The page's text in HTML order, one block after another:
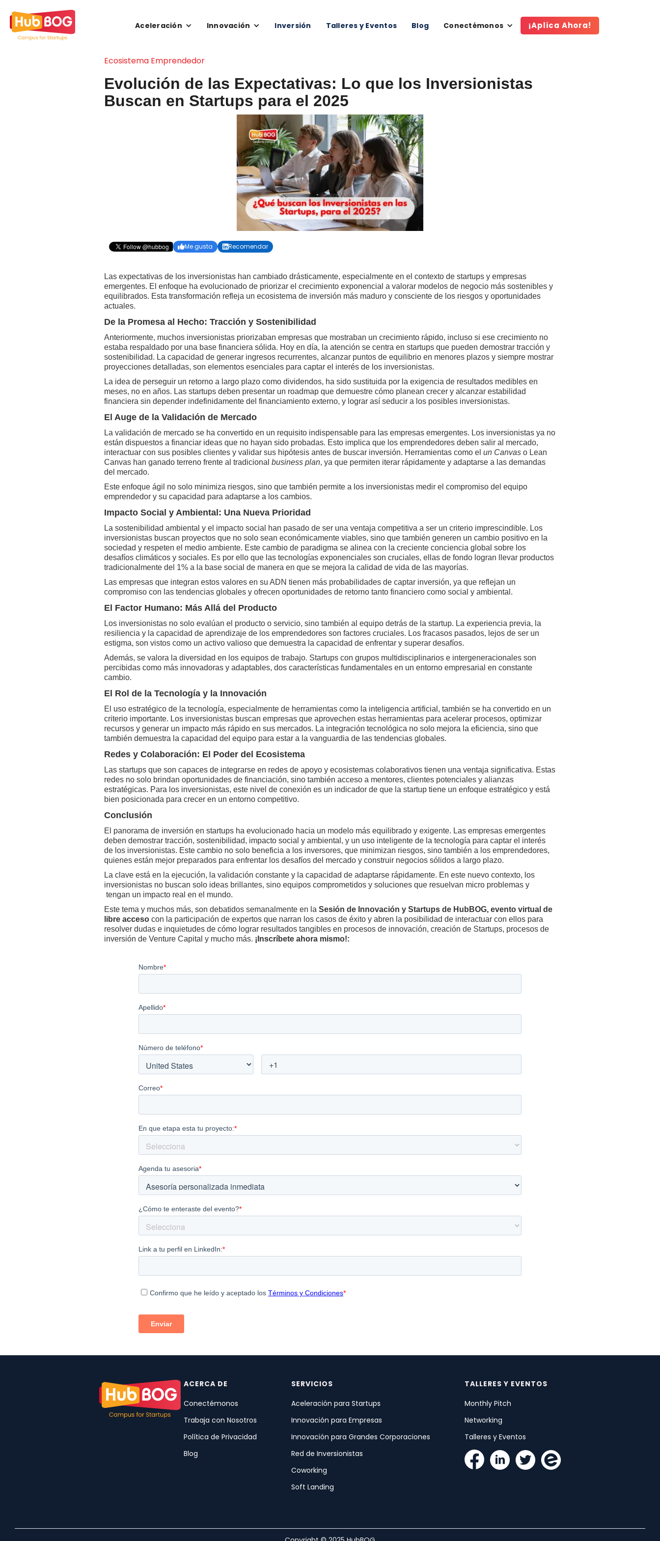
Aceleración Innovación Inversión Talleres y Eventos Blog Conectémonos ¡Aplica Ahora!
Ecosistema Emprendedor
Evolución de las Expectativas: Lo que los Inversionistas
Buscan en Startups para el 2025
Me gusta Recomendar
Las expectativas de los inversionistas han cambiado drásticamente, especialmente en el contexto de startups y empresas
emergentes. El enfoque ha evolucionado de priorizar el crecimiento exponencial a valorar modelos de negocio más sostenibles y
equilibrados. Esta transformación refleja un ecosistema de inversión más maduro y consciente de los riesgos y oportunidades
actuales.
De la Promesa al Hecho: Tracción y Sostenibilidad
Anteriormente, muchos inversionistas priorizaban empresas que mostraban un crecimiento rápido, incluso si ese crecimiento no
estaba respaldado por una base financiera sólida. Hoy en día, la atención se centra en startups que pueden demostrar tracción y
sostenibilidad. La capacidad de generar ingresos recurrentes, alcanzar puntos de equilibrio en menores plazos y siempre mostrar
proyecciones detalladas, son elementos esenciales para captar el interés de los inversionistas.
La idea de perseguir un retorno a largo plazo como dividendos, ha sido sustituida por la exigencia de resultados medibles en
meses, no en años. Las startups deben presentar un roadmap que demuestre cómo planean crecer y alcanzar estabilidad
financiera sin depender indefinidamente del financiamiento externo, y lograr así seducir a los posibles inversionistas.
El Auge de la Validación de Mercado
La validación de mercado se ha convertido en un requisito indispensable para las empresas emergentes. Los inversionistas ya no
están dispuestos a financiar ideas que no hayan sido probadas. Esto implica que los emprendedores deben salir al mercado,
interactuar con sus posibles clientes y validar sus hipótesis antes de buscar inversión. Herramientas como el un Canvas o Lean
Canvas han ganado terreno frente al tradicional business plan, ya que permiten iterar rápidamente y adaptarse a las demandas
del mercado.
Este enfoque ágil no solo minimiza riesgos, sino que también permite a los inversionistas medir el compromiso del equipo
emprendedor y su capacidad para adaptarse a los cambios.
Impacto Social y Ambiental: Una Nueva Prioridad
La sostenibilidad ambiental y el impacto social han pasado de ser una ventaja competitiva a ser un criterio imprescindible. Los
inversionistas buscan proyectos que no solo sean económicamente viables, sino que también generen un cambio positivo en la
sociedad y respeten el medio ambiente. Este cambio de paradigma se alinea con la creciente conciencia global sobre los
desafíos climáticos y sociales. Es por ello que las tecnologías exponenciales son cruciales, ellas de fondo logran llevar productos
tradicionalmente del 1% a la base social de manera en que se mejora la calidad de vida de las mayorías.
Las empresas que integran estos valores en su ADN tienen más probabilidades de captar inversión, ya que reflejan un
compromiso con las tendencias globales y ofrecen oportunidades de retorno tanto financiero como social y ambiental.
El Factor Humano: Más Allá del Producto
Los inversionistas no solo evalúan el producto o servicio, sino también al equipo detrás de la startup. La experiencia previa, la
resiliencia y la capacidad de aprendizaje de los emprendedores son factores cruciales. Los fracasos pasados, lejos de ser un
estigma, son vistos como un activo valioso que demuestra la capacidad de enfrentar y superar desafíos.
Además, se valora la diversidad en los equipos de trabajo. Startups con grupos multidisciplinarios e intergeneracionales son
percibidas como más innovadoras y adaptables, dos características fundamentales en un entorno empresarial en constante
cambio.
El Rol de la Tecnología y la Innovación
El uso estratégico de la tecnología, especialmente de herramientas como la inteligencia artificial, también se ha convertido en un
criterio importante. Los inversionistas buscan empresas que aprovechen estas herramientas para acelerar procesos, optimizar
recursos y generar un impacto más rápido en sus mercados. La integración tecnológica no solo mejora la eficiencia, sino que
también demuestra la capacidad del equipo para estar a la vanguardia de las tendencias globales.
Redes y Colaboración: El Poder del Ecosistema
Las startups que son capaces de integrarse en redes de apoyo y ecosistemas colaborativos tienen una ventaja significativa. Estas
redes no solo brindan oportunidades de financiación, sino también acceso a mentores, clientes potenciales y alianzas
estratégicas. Para los inversionistas, este nivel de conexión es un indicador de que la startup tiene un enfoque estratégico y está
bien posicionada para crecer en un entorno competitivo.
Conclusión
El panorama de inversión en startups ha evolucionado hacia un modelo más equilibrado y exigente. Las empresas emergentes
deben demostrar tracción, sostenibilidad, impacto social y ambiental, y un uso inteligente de la tecnología para captar el interés
de los inversionistas. Este cambio no solo beneficia a los inversores, que minimizan riesgos, sino también a los emprendedores,
quienes están mejor preparados para enfrentar los desafíos del mercado y construir negocios sólidos a largo plazo.
La clave está en la ejecución, la validación constante y la capacidad de adaptarse rápidamente. En este nuevo contexto, los
inversionistas no buscan solo ideas brillantes, sino equipos comprometidos y soluciones que resuelvan micro problemas y
tengan un impacto real en el mundo.
Este tema y muchos más, son debatidos semanalmente en la Sesión de Innovación y Startups de HubBOG, evento virtual de
libre acceso con la participación de expertos que narran los casos de éxito y abren la posibilidad de interactuar con ellos para
resolver dudas e inquietudes de cómo lograr resultados tangibles en procesos de innovación, creación de Startups, procesos de
inversión de Venture Capital y mucho más. ¡Inscríbete ahora mismo!:
ACERCA DE
Conectémonos
Trabaja con Nosotros
Política de Privacidad
Blog
SERVICIOS
Aceleración para Startups
Innovación para Empresas
Innovación para Grandes Corporaciones
Red de Inversionistas
Coworking
Soft Landing
TALLERES Y EVENTOS
Monthly Pitch
Networking
Talleres y Eventos